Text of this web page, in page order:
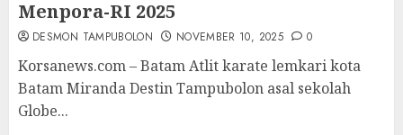
Menpora-RI 2025
DESMON TAMPUBOLON NOVEMBER 10, 2025 0
Korsanews.com – Batam Atlit karate lemkari kota
Batam Miranda Destin Tampubolon asal sekolah
Globe...